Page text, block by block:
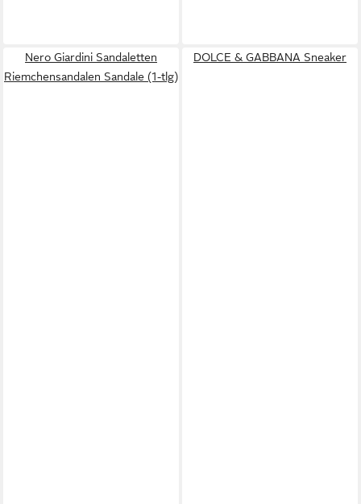
Nero Giardini Sandaletten
Riemchensandalen Sandale (1-tlg)
DOLCE & GABBANA Sneaker